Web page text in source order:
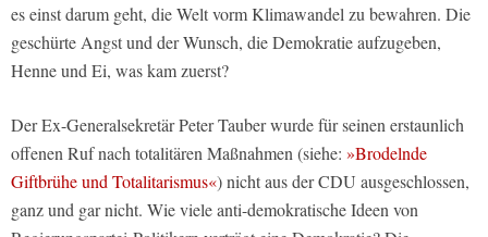
es einst darum geht, die Welt vorm Klimawandel zu bewahren. Die
geschürte Angst und der Wunsch, die Demokratie aufzugeben,
Henne und Ei, was kam zuerst?
Der Ex-Generalsekretär Peter Tauber wurde für seinen erstaunlich
offenen Ruf nach totalitären Maßnahmen (siehe: »Brodelnde
Giftbrühe und Totalitarismus«) nicht aus der CDU ausgeschlossen,
ganz und gar nicht. Wie viele anti-demokratische Ideen von